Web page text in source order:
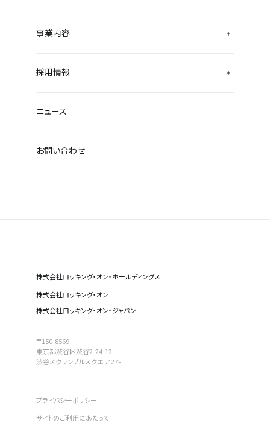
株式会社ロッキング・オン・ホールディングス
株式会社ロッキング・オン
株式会社ロッキング・オン・ジャパン
〒150-8569
東京都渋谷区渋谷2-24-12
渋谷スクランブルスクエア 27F
事業内容
採用情報
ニュース
お問い合わせ
プライバシーポリシー
サイトのご利用にあたって